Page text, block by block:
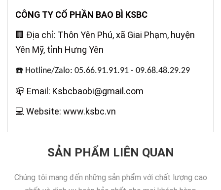
CÔNG TY CỔ PHẦN BAO BÌ KSBC
🏢 Địa chỉ: Thôn Yên Phú, xã Giai Phạm, huyện
Yên Mỹ, tỉnh Hưng Yên
☎️ Hotline/Zalo: 05.66.91.91.91 - 09.68.48.29.29
📪 Email: Ksbcbaobi@gmail.com
💻 Website: www.ksbc.vn
SẢN PHẨM LIÊN QUAN
Chúng tôi mang đến những sản phẩm với chất lượng cao